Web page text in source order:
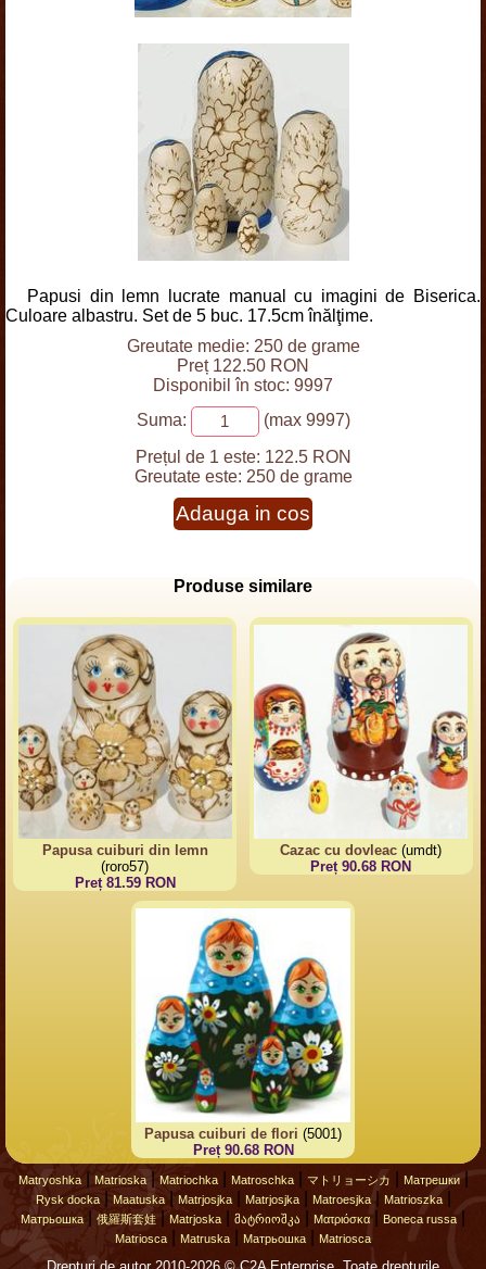
Papusi din lemn lucrate manual cu imagini de Biserica.
Culoare albastru. Set de 5 buc. 17.5cm înălţime.
Greutate medie: 250 de grame
Preț 122.50 RON
Disponibil în stoc: 9997
Suma:
(max 9997)
Prețul de 1 este: 122.5 RON
Greutate este: 250 de grame
Adauga in cos
Produse similare
Papusa cuiburi din lemn
(roro57)
Preț 81.59 RON
Cazac cu dovleac (umdt)
Preț 90.68 RON
Papusa cuiburi de flori (5001)
Preț 90.68 RON
Matryoshka| Matrioska| Matriochka| Matroschka| マトリョーシカ Матрешки|
Rysk docka| Maatuska| Matrjosjka| Matrjosjka| Matroesjka| Matrioszka|
Матрьошка 俄羅斯套娃 Matrjoska მატრიოშკა Ματριόσκα Boneca russa
Matriosca Matruska Матрьошка Matriosca